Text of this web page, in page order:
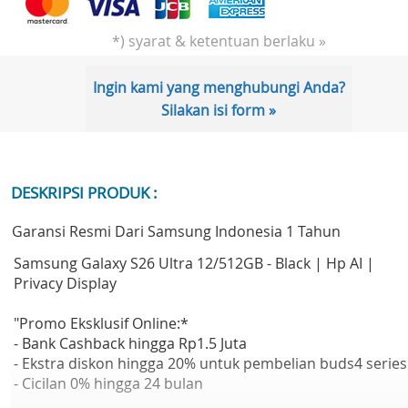
*) syarat & ketentuan berlaku »
Ingin kami yang menghubungi Anda?
Silakan isi form »
DESKRIPSI PRODUK :
Garansi Resmi Dari Samsung Indonesia 1 Tahun
Samsung Galaxy S26 Ultra 12/512GB - Black | Hp AI |
Privacy Display
"Promo Eksklusif Online:*
- Bank Cashback hingga Rp1.5 Juta
- Ekstra diskon hingga 20% untuk pembelian buds4 series
- Cicilan 0% hingga 24 bulan